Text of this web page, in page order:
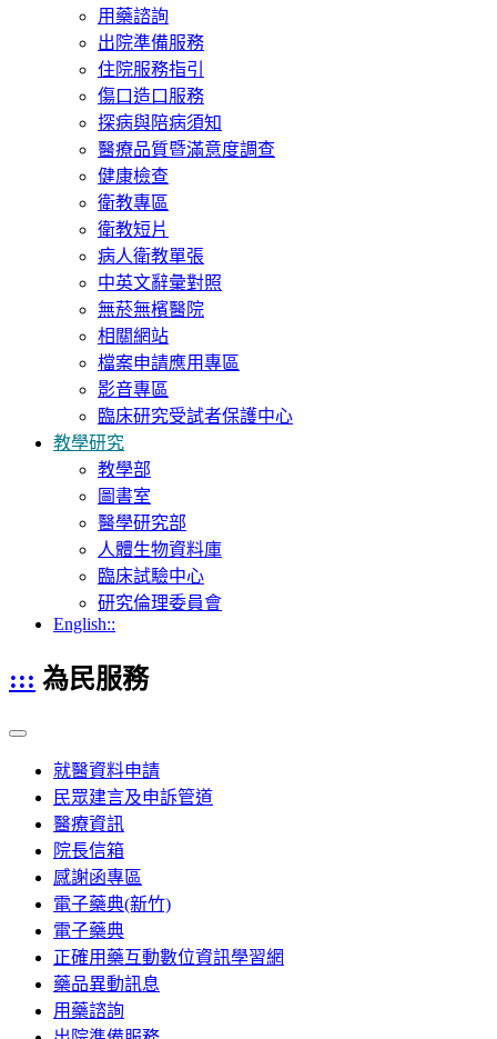
用藥諮詢
出院準備服務
住院服務指引
傷口造口服務
探病與陪病須知
醫療品質暨滿意度調查
健康檢查
衛教專區
衛教短片
病人衛教單張
中英文辭彙對照
無菸無檳醫院
相關網站
檔案申請應用專區
影音專區
臨床研究受試者保護中心
教學研究
教學部
圖書室
醫學研究部
人體生物資料庫
臨床試驗中心
研究倫理委員會
English::
::: 為民服務
就醫資料申請
民眾建言及申訴管道
醫療資訊
院長信箱
感謝函專區
電子藥典(新竹)
電子藥典
正確用藥互動數位資訊學習網
藥品異動訊息
用藥諮詢